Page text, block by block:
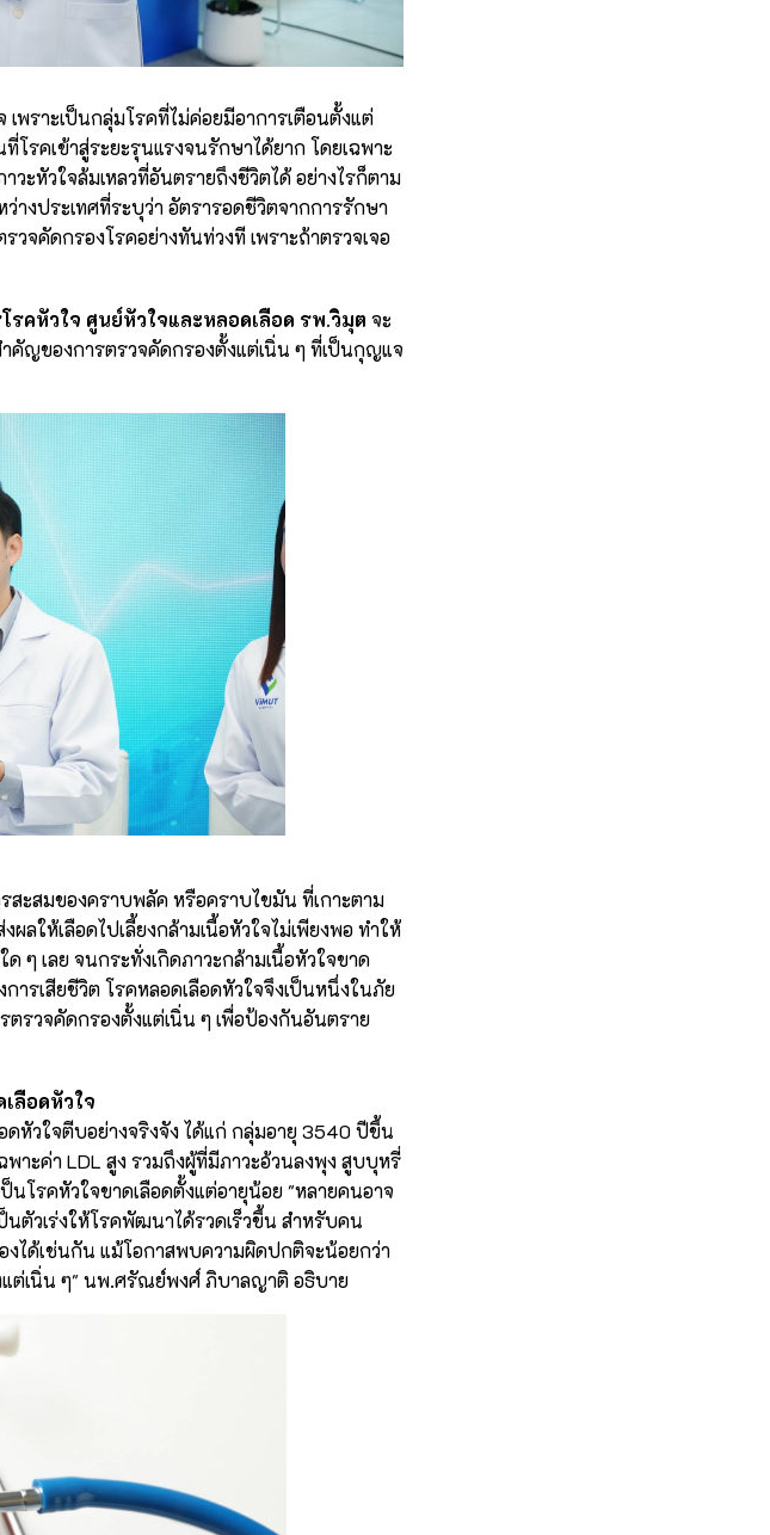
พราะเป็นกลุ่มโรคที่ไม่ค่อยมีอาการเตือนตั้งแต่
โรคเข้าสู่ระยะรุนแรงจนรักษาได้ยาก โดยเฉพาะ
ะหัวใจล้มเหลวที่อันตรายถึงชีวิตได้ อย่างไรก็ตาม
งประเทศที่ระบุว่า อัตรารอดชีวิตจากการรักษา
จคัดกรองโรคอย่างทันท่วงที เพราะถ้าตรวจเจอ
หัวใจ ศูนย์หัวใจและหลอดเลือด รพ.วิมุต จะ
คัญของการตรวจคัดกรองตั้งแต่เนิ่น ๆ ที่เป็นกุญแจ
สะสมของคราบพลัค หรือคราบไขมัน ที่เกาะตาม
ลให้เลือดไปเลี้ยงกล้ามเนื้อหัวใจไม่เพียงพอ ทำให้
ๆ เลย จนกระทั่งเกิดภาวะกล้ามเนื้อหัวใจขาด
ารเสียชีวิต โรคหลอดเลือดหัวใจจึงเป็นหนึ่งในภัย
ตรวจคัดกรองตั้งแต่เนิ่น ๆ เพื่อป้องกันอันตราย
ลือดหัวใจ
ดหัวใจตีบอย่างจริงจัง ได้แก่ กลุ่มอายุ 3540 ปีขึ้น
พาะค่า LDL สูง รวมถึงผู้ที่มีภาวะอ้วนลงพุง สูบบุหรี่
นโรคหัวใจขาดเลือดตั้งแต่อายุน้อย "หลายคนอาจ
นตัวเร่งให้โรคพัฒนาได้รวดเร็วขึ้น สำหรับคน
งได้เช่นกัน แม้โอกาสพบความผิดปกติจะน้อยกว่า
แต่เนิ่น ๆ" นพ.ศรัณย์พงศ์ ภิบาลญาติ อธิบาย